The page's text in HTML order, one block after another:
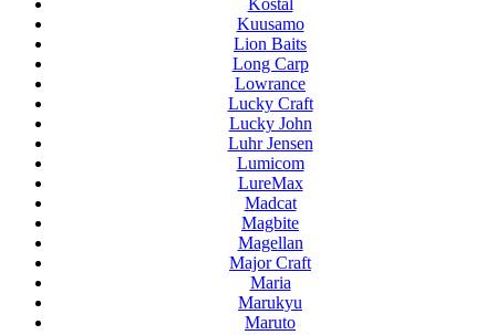
Kostal
Kuusamo
Lion Baits
Long Carp
Lowrance
Lucky Craft
Lucky John
Luhr Jensen
Lumicom
LureMax
Madcat
Magbite
Magellan
Major Craft
Maria
Marukyu
Maruto